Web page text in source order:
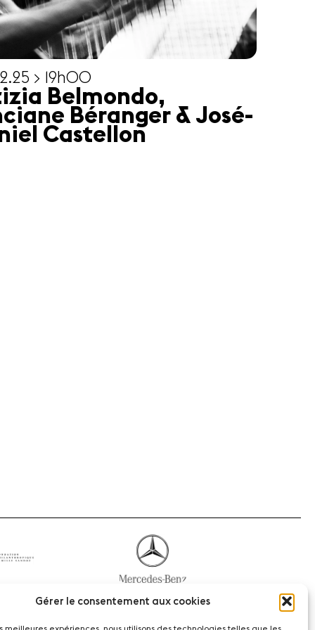
Gérer le consentement aux cookies
> 19h00
Belmondo,
Béranger & José-
Castellon